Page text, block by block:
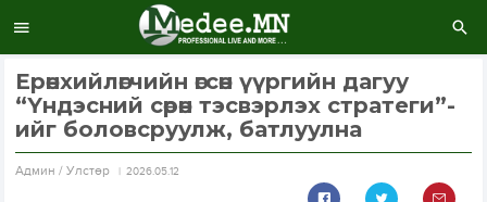
Ерөнхийлөгчийн өгсөн үүргийн дагуу
“Үндэсний сөрөн тэсвэрлэх стратеги”-
ийг боловсруулж, батлуулна
Aдмин / Улстөр 2026.05.12